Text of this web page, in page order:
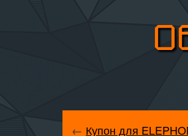
← Купон для